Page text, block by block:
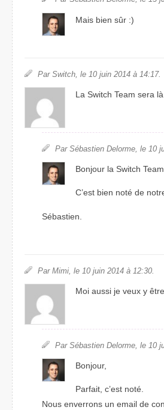
Mais bien sûr :)
Par Switch, le 10 juin 2014 à 14:17.
La Switch Team sera
Par Sébastien Delorme, le 10
Bonjour la Switch Team
C’est bien noté de
Sébastien.
Par Mimi, le 10 juin 2014 à 12:30.
Moi aussi je veux y être
Par Sébastien Delorme, le 10
Bonjour,
Parfait, c’est noté.
Nous enverrons un email de